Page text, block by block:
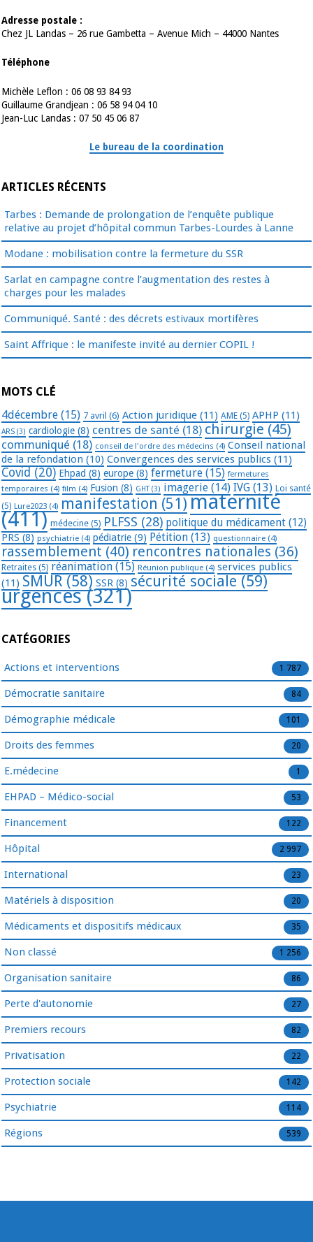
Adresse postale :
Chez JL Landas – 26 rue Gambetta – Avenue Mich – 44000 Nantes
Téléphone
Michèle Leflon : 06 08 93 84 93
Guillaume Grandjean : 06 58 94 04 10
Jean-Luc Landas : 07 50 45 06 87
Le bureau de la coordination
ARTICLES RÉCENTS
Tarbes : Demande de prolongation de l’enquête publique
relative au projet d’hôpital commun Tarbes-Lourdes à Lanne
Modane : mobilisation contre la fermeture du SSR
Sarlat en campagne contre l’augmentation des restes à
charges pour les malades
Communiqué. Santé : des décrets estivaux mortifères
Saint Affrique : le manifeste invité au dernier COPIL !
MOTS CLÉ
4décembre (15) 7 avril (6) Action juridique (11) AME (5) APHP (11)
ARS (3) cardiologie (8) centres de santé (18) chirurgie (45)
communiqué (18) conseil de l'ordre des médecins (4) Conseil national
de la refondation (10) Convergences des services publics (11)
Covid (20) Ehpad (8) europe (8) fermeture (15) fermetures
temporaires (4) film (4) Fusion (8) GHT(3) imagerie (14) IVG (13) Loi santé
(5) Lure2023 (4) manifestation (51) maternité
(411) médecine (5) PLFSS (28) politique du médicament (12)
PRS (8) psychiatrie (4) pédiatrie (9) Pétition (13) questionnaire (4)
rassemblement (40) rencontres nationales (36)
Retraites (5) réanimation (15) Réunion publique (4) services publics
(11) SMUR (58) SSR (8) sécurité sociale (59)
urgences(321)
CATÉGORIES
Actions et interventions 1 787
Démocratie sanitaire 84
Démographie médicale 101
Droits des femmes 20
E.médecine 1
EHPAD – Médico-social 53
Financement 122
Hôpital 2 997
International 23
Matériels à disposition 20
Médicaments et dispositifs médicaux 35
Non classé 1 256
Organisation sanitaire 86
Perte d'autonomie 27
Premiers recours 82
Privatisation 22
Protection sociale 142
Psychiatrie 114
Régions 539